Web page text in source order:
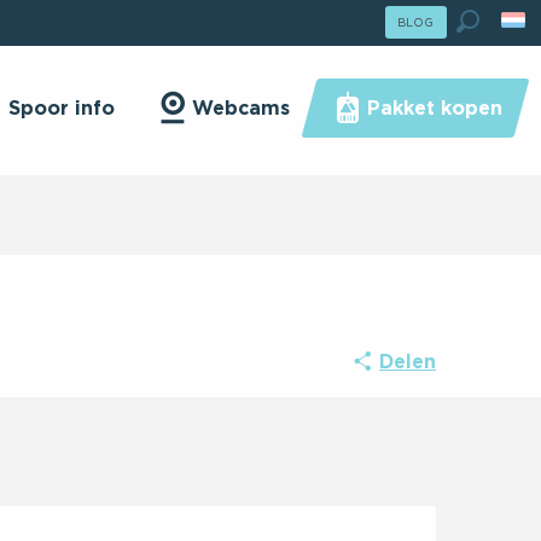
En Mode Été
Hiver : Passer En Mode Été BLOG
Zoek
Spoor info Webcams Pakket kopen
Delen